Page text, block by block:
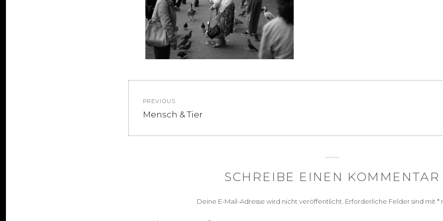
PREVIOUS
Previous
Mensch & Tier
SCHREIBE EINEN KOMMENTAR
Deine E-Mail-Adresse wird nicht veröffentlicht. Erforderliche Felder sind mit *